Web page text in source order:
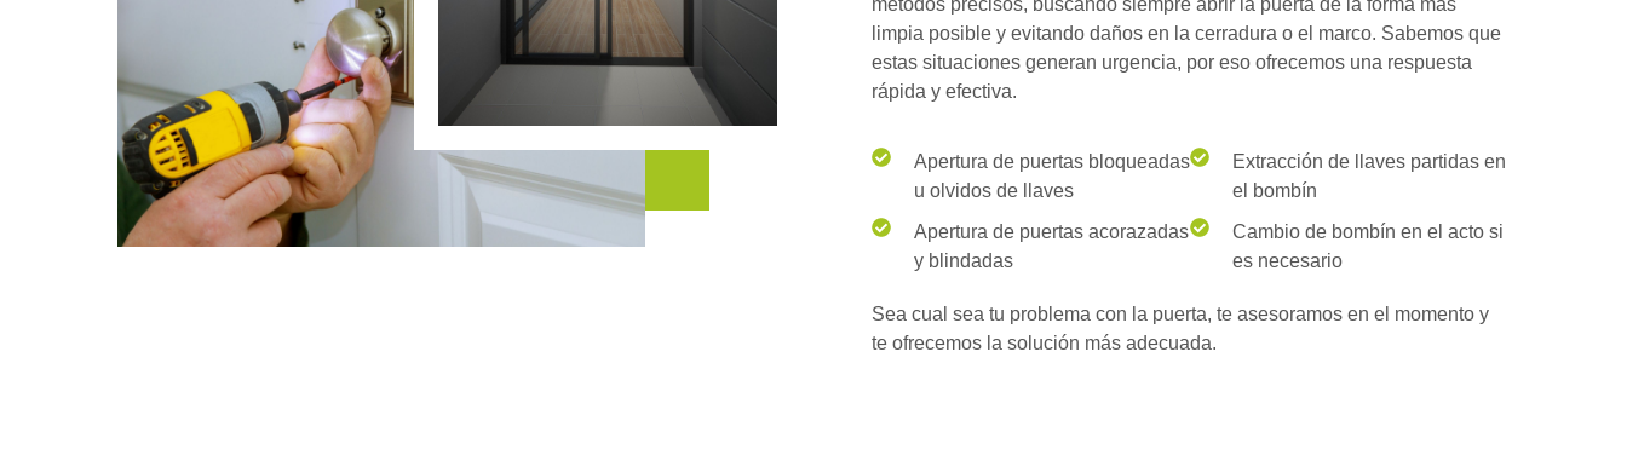
limpia posible y evitando daños en la cerradura o el marco. Sabemos que
estas situaciones generan urgencia, por eso ofrecemos una respuesta
rápida y efectiva.
Apertura de puertas bloqueadas
u olvidos de llaves
Apertura de puertas acorazadas
y blindadas
Extracción de llaves partidas en
el bombín
Cambio de bombín en el acto si
es necesario
Sea cual sea tu problema con la puerta, te asesoramos en el momento y
te ofrecemos la solución más adecuada.